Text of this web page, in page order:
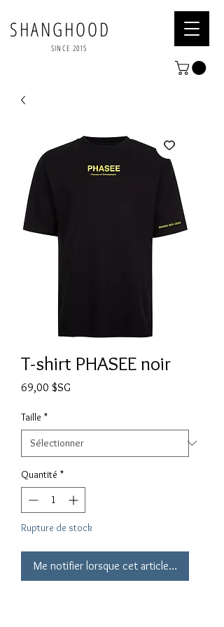
SHANGHOOD
SINCE 2015
T-shirt PHASEE noir
69,00 $SG
Taille *
Quantité *
Rupture de stock
Me notifier lorsque cet article est